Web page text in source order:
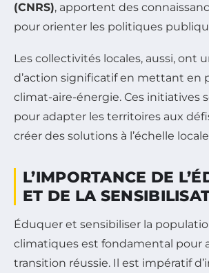
(CNRS), apportent des
pour orienter les politiques
Les collectivités locales, aussi, ont
d’action significatif en mettant en
climat-aire-énergie. Ces initiatives
pour adapter les territoires aux
créer des solutions à l’échelle
L’IMPORTANCE DE
ET DE LA
Éduquer et sensibiliser la
climatiques est fondamental pour
transition réussie. Il est impératif